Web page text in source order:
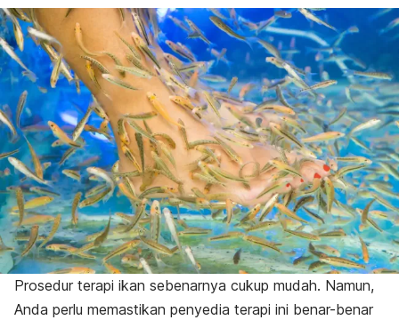
Prosedur terapi ikan sebenarnya cukup mudah. Namun,
Anda perlu memastikan penyedia terapi ini benar-benar